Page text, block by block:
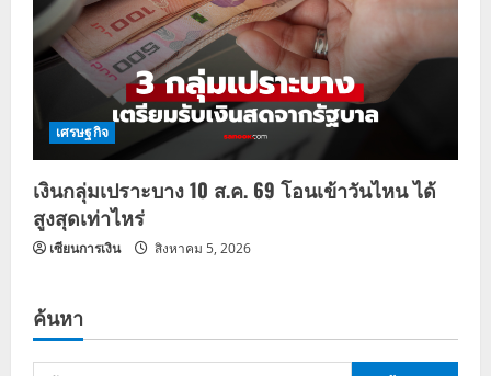
เศรษฐกิจ
เงินกลุ่มเปราะบาง 10 ส.ค. 69 โอนเข้าวันไหน ได้
สูงสุดเท่าไหร่
เซียนการเงิน สิงหาคม 5, 2026
ค้นหา